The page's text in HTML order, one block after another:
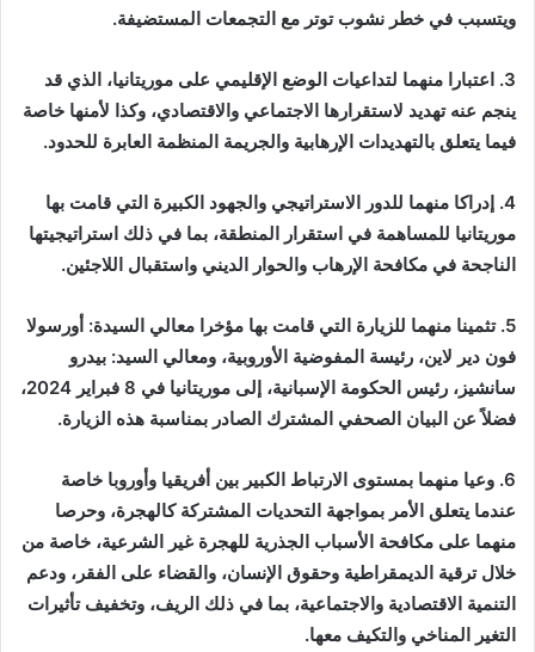
ويتسبب في خطر نشوب توتر مع التجمعات المستضيفة.
3. اعتبارا منهما لتداعيات الوضع الإقليمي على موريتانيا، الذي قد
ينجم عنه تهديد لاستقرارها الاجتماعي والاقتصادي، وكذا لأمنها خاصة
فيما يتعلق بالتهديدات الإرهابية والجريمة المنظمة العابرة للحدود.
4. إدراكا منهما للدور الاستراتيجي والجهود الكبيرة التي قامت بها
موريتانيا للمساهمة في استقرار المنطقة، بما في ذلك استراتيجيتها
الناجحة في مكافحة الإرهاب والحوار الديني واستقبال اللاجئين.
5. تثمينا منهما للزيارة التي قامت بها مؤخرا معالي السيدة: أورسولا
فون دير لاين، رئيسة المفوضية الأوروبية، ومعالي السيد: بيدرو
سانشيز، رئيس الحكومة الإسبانية، إلى موريتانيا في 8 فبراير 2024،
فضلاً عن البيان الصحفي المشترك الصادر بمناسبة هذه الزيارة.
6. وعيا منهما بمستوى الارتباط الكبير بين أفريقيا وأوروبا خاصة
عندما يتعلق الأمر بمواجهة التحديات المشتركة كالهجرة، وحرصا
منهما على مكافحة الأسباب الجذرية للهجرة غير الشرعية، خاصة من
خلال ترقية الديمقراطية وحقوق الإنسان، والقضاء على الفقر، ودعم
التنمية الاقتصادية والاجتماعية، بما في ذلك الريف، وتخفيف تأثيرات
التغير المناخي والتكيف معها.